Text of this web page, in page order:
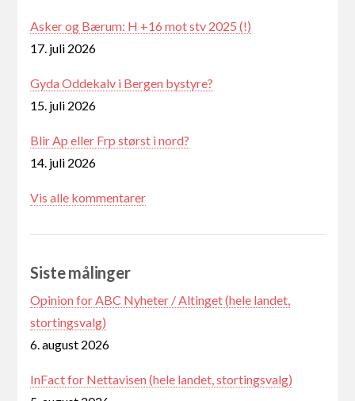
Asker og Bærum: H +16 mot stv 2025 (!)
17. juli 2026
Gyda Oddekalv i Bergen bystyre?
15. juli 2026
Blir Ap eller Frp størst i nord?
14. juli 2026
Vis alle kommentarer
Siste målinger
Opinion for ABC Nyheter / Altinget (hele landet,
stortingsvalg)
6. august 2026
InFact for Nettavisen (hele landet, stortingsvalg)